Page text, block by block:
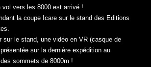
vers les 8000 est arrivé !
la coupe Icare sur le stand des Editions
sur le stand, une vidéo en VR (casque de
sur la dernière expédition au
sommets de 8000m !